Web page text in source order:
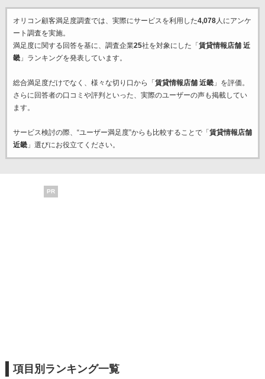
オリコン顧客満足度調査では、実際にサービスを利用した4,078人にアンケ
ート調査を実施。
満足度に関する回答を基に、調査企業25社を対象にした「 賃貸情報店舗 近
畿」ランキングを発表しています。
総合満足度だけでなく、様々な切り口から「 賃貸情報店舗 近畿」を評価。
さらに回答者の口コミや評判といった、実際のユーザーの声も掲載してい
ます。
サービス検討の際、“ユーザー満足度”からも比較することで「 賃貸情報店舗
近畿」選びにお役立てください。
PR
項目別ランキング一覧